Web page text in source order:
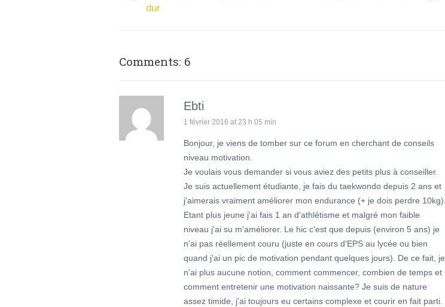
dur
Comments: 6
Ebti
1 février 2016 at 23 h 05 min
Bonjour, je viens de tomber sur ce forum en cherchant de conseils
niveau motivation.
Je voulais vous demander si vous aviez des petits plus à conseiller.
Je suis actuellement étudiante, je fais du taekwondo depuis 2 ans et
j'aimerais vraiment améliorer mon endurance (+ je dois perdre 10kg).
Etant plus jeune j'ai fais 1 an d'athlétisme et malgré mon faible
niveau j'ai su m'améliorer. Le hic c'est que depuis (environ 5 ans) je
n'ai pas réellement couru (juste en cours d'EPS au lycée ou bien
quand j'ai un pic de motivation pendant quelques jours). De ce fait, je
n'ai plus aucune notion, comment commencer, combien de temps et
comment entretenir une motivation naissante? Je suis de nature
assez timide, j'ai toujours eu certains complexe et courir en fait parti.